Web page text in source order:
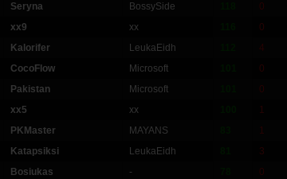
Seryna BossySide 0
xx9 xx 0
Kalorifer LeukaEidh 4
CocoFlow Microsoft 0
Pakistan Microsoft 0
xx5 xx 1
PKMaster MAYANS 1
Katapsiksi LeukaEidh 3
Bosiukas - 0